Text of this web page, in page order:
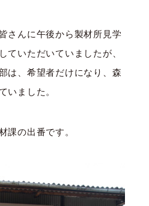
さんに午後から製材所見学
ていただいていましたが、
は、希望者だけになり、森
いました。
課の出番です。